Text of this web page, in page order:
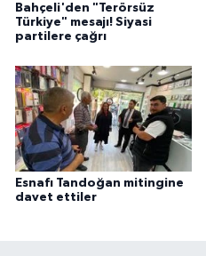
Bahçeli'den "Terörsüz
Türkiye" mesajı! Siyasi
partilere çağrı
Esnafı Tandoğan mitingine
davet ettiler